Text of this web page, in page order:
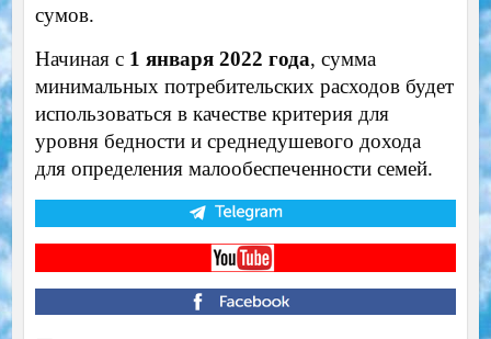
сумов.
Начиная с 1 января 2022 года, сумма
минимальных потребительских расходов будет
использоваться в качестве критерия для
уровня бедности и среднедушевого дохода
для определения малообеспеченности семей.